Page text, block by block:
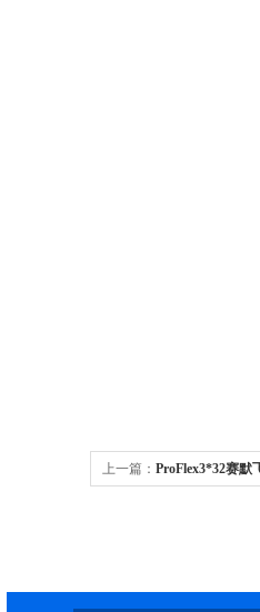
上一篇： ProFlex3*32赛默